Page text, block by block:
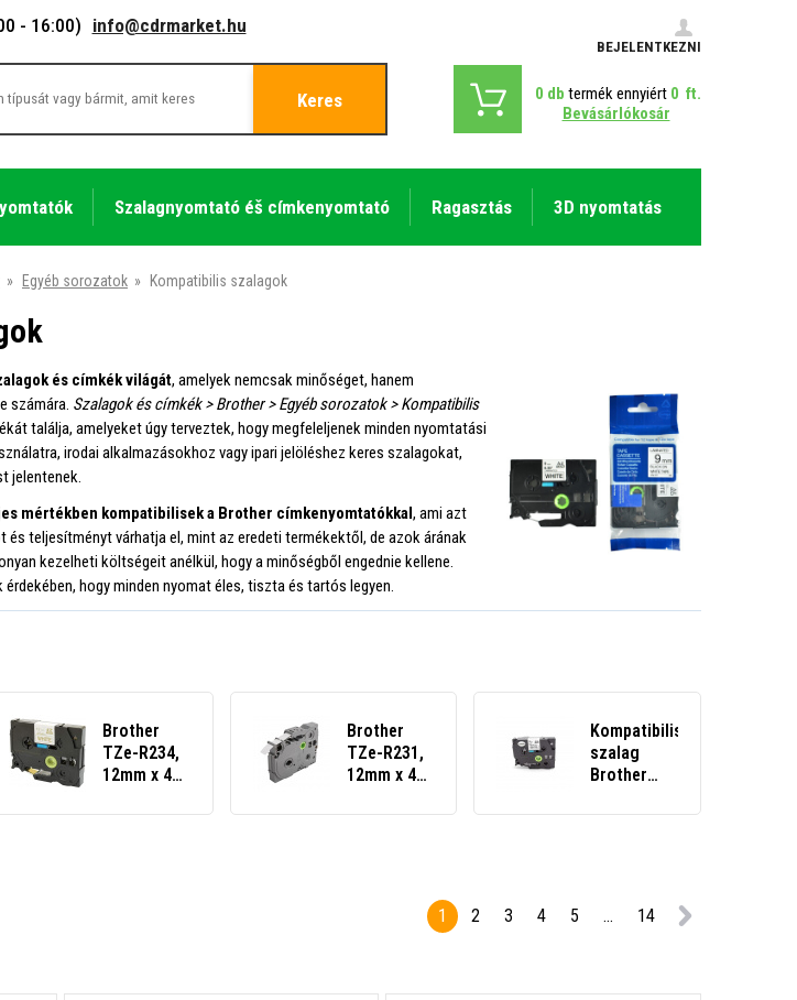
- 16:00) info@cdrmarket.hu
BEJELENTKEZNI
Keres 0 db termék ennyiért 0 ft.
Bevásárlókosár
Szalagnyomtató éš címkenyomtató Ragasztás 3D nyomtatás
» Egyéb sorozatok » Kompatibilis szalagok
és címkék világát, amelyek nemcsak minőséget, hanem
számára. Szalagok és címkék > Brother > Egyéb sorozatok > Kompatibilis
találja, amelyeket úgy terveztek, hogy megfeleljenek minden nyomtatási
irodai alkalmazásokhoz vagy ipari jelöléshez keres szalagokat,
jelentenek.
mértékben kompatibilisek a Brother címkenyomtatókkal, ami azt
és teljesítményt várhatja el, mint az eredeti termékektől, de azok árának
kezelheti költségeit anélkül, hogy a minőségből engednie kellene.
hogy minden nyomat éles, tiszta és tartós legyen.
Brother
TZe-R234,
12mm x 4m,
nyomtatás
Brother
TZe-R231,
12mm x 4m,
nyomtatás
utángyártott
Kompatibilis
szalag
Brother
18mm x 8m,
sebességű
1
2 3 4 5 ... 14